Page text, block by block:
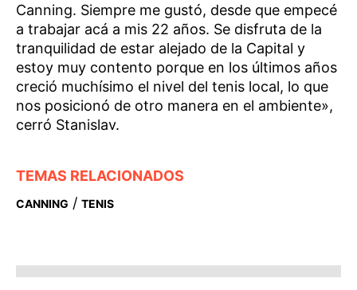
Canning. Siempre me gustó, desde que empecé
a trabajar acá a mis 22 años. Se disfruta de la
tranquilidad de estar alejado de la Capital y
estoy muy contento porque en los últimos años
creció muchísimo el nivel del tenis local, lo que
nos posicionó de otro manera en el ambiente»,
cerró Stanislav.
TEMAS RELACIONADOS
CANNING / TENIS